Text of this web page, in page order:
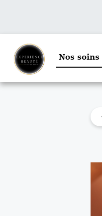
Nos soins